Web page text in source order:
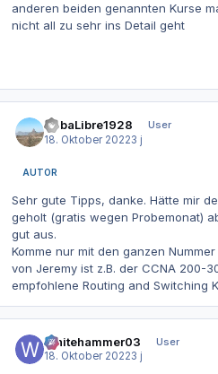
anderen beiden genannten Kurse
nicht all zu sehr ins Detail geht
CubaLibre1928
User
18. Oktober 20223 j
AUTOR
Sehr gute Tipps, danke. Hätte mir
geholt (gratis wegen Probemonat)
gut aus.
Komme nur mit den ganzen
von Jeremy ist z.B. der CCNA 200-
empfohlene Routing and Switching
Whitehammer03
User
18. Oktober 20223 j